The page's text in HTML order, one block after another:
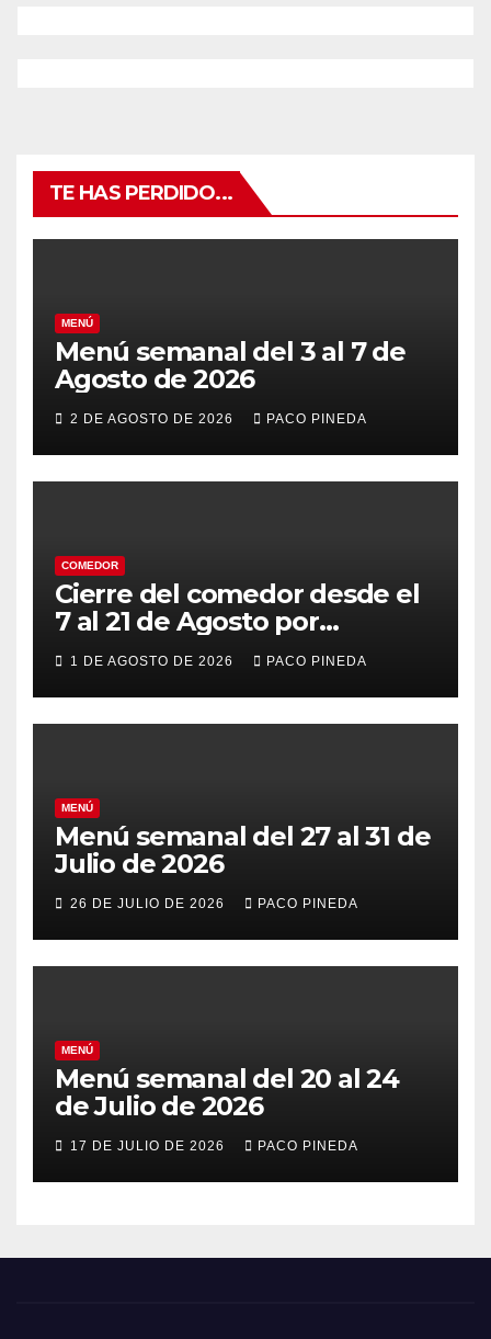
TE HAS PERDIDO...
MENÚ
Menú semanal del 3 al 7 de
Agosto de 2026
2 DE AGOSTO DE 2026 PACO PINEDA
COMEDOR
Cierre del comedor desde el
7 al 21 de Agosto por
vacaciones
1 DE AGOSTO DE 2026 PACO PINEDA
MENÚ
Menú semanal del 27 al 31 de
Julio de 2026
26 DE JULIO DE 2026 PACO PINEDA
MENÚ
Menú semanal del 20 al 24
de Julio de 2026
17 DE JULIO DE 2026 PACO PINEDA